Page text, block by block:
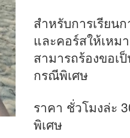
สำหรับการเรียน
และคอร์สให้เหม
สามารถร้องขอเ
กรณีพิเศษ
ราคา ชั่วโมงล่ะ
พิเศษ